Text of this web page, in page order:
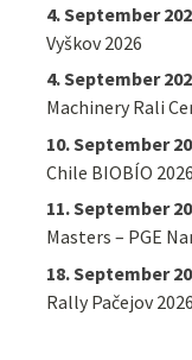
4. September
Vyškov 2026
4. September
Machinery Rali
10. September
Chile BIOBÍO
11. September
Masters – PGE
18. September
Rally Pačejov 2026